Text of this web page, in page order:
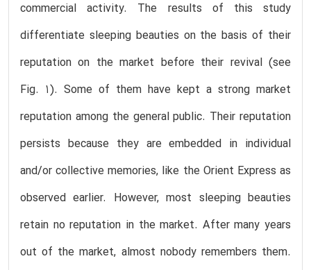
commercial activity. The results of this study
differentiate sleeping beauties on the basis of their
reputation on the market before their revival (see
Fig. 1). Some of them have kept a strong market
reputation among the general public. Their reputation
persists because they are embedded in individual
and/or collective memories, like the Orient Express as
observed earlier. However, most sleeping beauties
retain no reputation in the market. After many years
out of the market, almost nobody remembers them.